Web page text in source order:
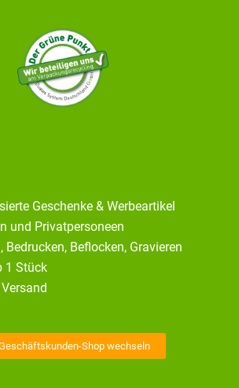
Geschenke & Werbeartikel
und Privatpersoneen
Bedrucken, Beflocken, Gravieren
1 Stück
Shop wechseln